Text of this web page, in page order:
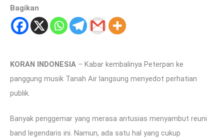
Bagikan
KORAN INDONESIA – Kabar kembalinya Peterpan ke
panggung musik Tanah Air langsung menyedot perhatian
publik.
Banyak penggemar yang merasa antusias menyambut reuni
band legendaris ini. Namun, ada satu hal yang cukup